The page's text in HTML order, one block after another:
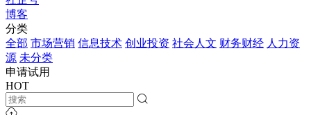
博客
分类
全部 市场营销 信息技术 创业投资 社会人文 财务财经 人力资
源 未分类
申请试用
HOT